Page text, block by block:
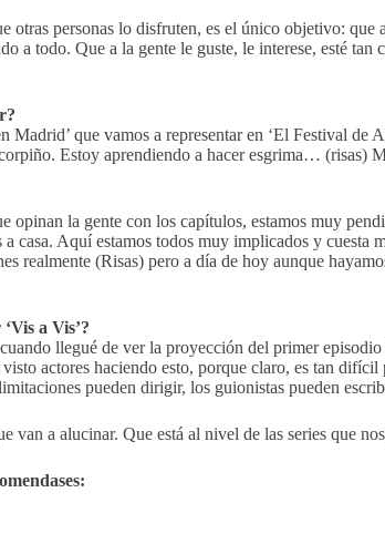
personas lo disfruten, es el único objetivo:
a todo. Que a la gente le guste, le interese, esté
que vamos a representar en ‘El Festival
Estoy aprendiendo a hacer esgrima… (risas)
opinan la gente con los capítulos, estamos muy
casa. Aquí estamos todos muy implicados y cuesta
realmente (Risas) pero a día de hoy aunque
a Vis’?
llegué de ver la proyección del primer
actores haciendo esto, porque claro, es tan
pueden dirigir, los guionistas pueden
van a alucinar. Que está al nivel de las series que